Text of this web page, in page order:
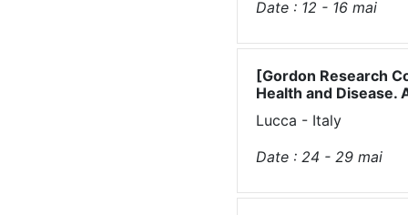
Date : 12 - 16 mai
[Gordon Research
Health and Disease.
Lucca - Italy
Date : 24 - 29 mai